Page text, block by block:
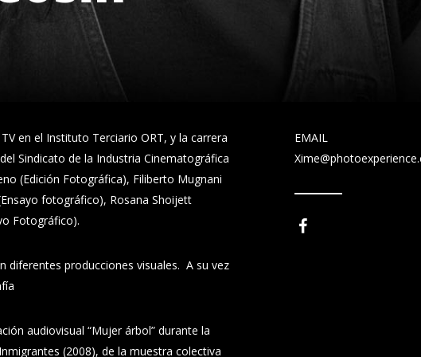
en el Instituto Terciario ORT, y la carrera
Sindicato de la Industria Cinematográfica
(Edición Fotográfica), Filiberto Mugnani
fotográfico), Rosana Shoijett
Fotográfico).
producciones visuales. A su vez
audiovisual “Mujer árbol” durante la
(2008), de la muestra colectiva
EMAIL